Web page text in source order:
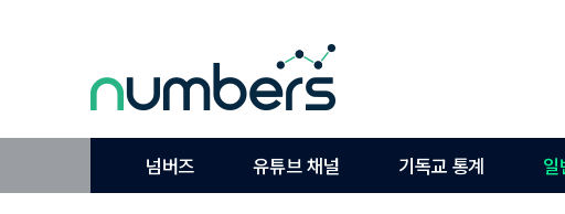
넘버즈 유튜브 채널 기독교 통계 일